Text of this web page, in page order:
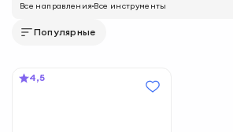
Все направленияВсе инструменты
Популярные
4,5